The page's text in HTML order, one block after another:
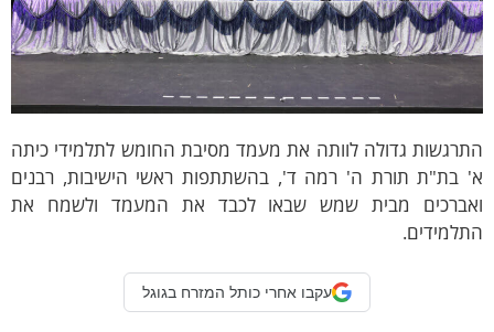
גדולה לוותה את מעמד מסיבת החומש לתלמידי כיתה
בת"ת תורת ה' רמה ד', בהשתתפות ראשי הישיבות, רבנים
מבית שמש שבאו לכבד את המעמד ולשמח את
עקבו אחרי כותל המזרח בגוגל